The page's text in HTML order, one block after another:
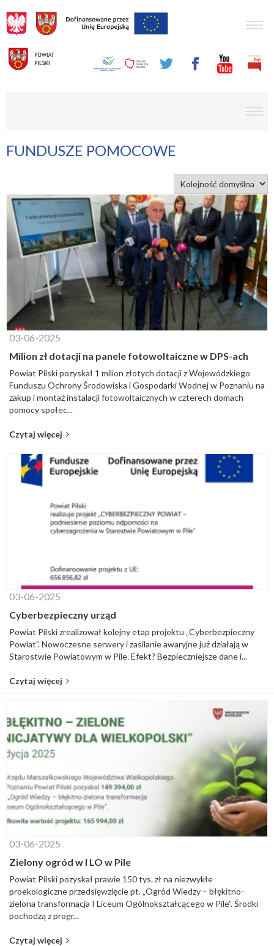
FUNDUSZE POMOCOWE
03-06-2025
Milion zł dotacji na panele fotowoltaiczne w DPS-ach
Powiat Pilski pozyskał 1 milion złotych dotacji z Wojewódzkiego
Funduszu Ochrony Środowiska i Gospodarki Wodnej w Poznaniu na
zakup i montaż instalacji fotowoltaicznych w czterech domach
pomocy społec...
Czytaj więcej
03-06-2025
Cyberbezpieczny urząd
Powiat Pilski zrealizował kolejny etap projektu „Cyberbezpieczny
Powiat”. Nowoczesne serwery i zasilanie awaryjne już działają w
Starostwie Powiatowym w Pile. Efekt? Bezpieczniejsze dane i...
Czytaj więcej
03-06-2025
Zielony ogród w I LO w Pile
Powiat Pilski pozyskał prawie 150 tys. zł na niezwykłe
proekologiczne przedsięwzięcie pt. „Ogród Wiedzy – błękitno-
zielona transformacja I Liceum Ogólnokształcącego w Pile”. Środki
pochodzą z progr...
Czytaj więcej